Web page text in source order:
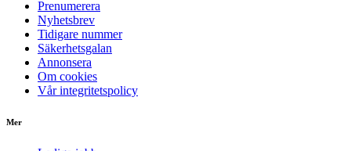
Prenumerera
Nyhetsbrev
Tidigare nummer
Säkerhetsgalan
Annonsera
Om cookies
Vår integritetspolicy
Mer